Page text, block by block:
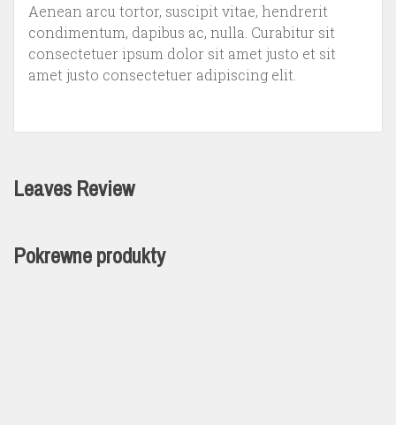
Aenean arcu tortor, suscipit vitae, hendrerit
condimentum, dapibus ac, nulla. Curabitur sit
consectetuer ipsum dolor sit amet justo et sit
amet justo consectetuer adipiscing elit.
Leaves Review
Pokrewne produkty